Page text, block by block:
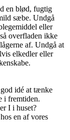
en blød, fugtig
sæbe. Undgå
eller
overfladen ikke
af. Undgå at
elkedler eller
idé at tænke
i fremtiden.
I i huset?
en af vores